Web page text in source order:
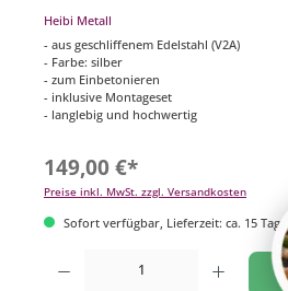
Heibi Metall
- aus geschliffenem Edelstahl (V2A)
- Farbe: silber
- zum Einbetonieren
- inklusive Montageset
- langlebig und hochwertig
149,00 €*
Preise inkl. MwSt. zzgl. Versandkosten
Sofort verfügbar, Lieferzeit: ca. 15 Tage
Produkt Anzahl: Gib den gewünschten Wert